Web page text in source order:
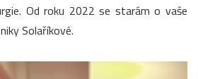
Od roku 2022 se starám o vaše
Solaříkové.